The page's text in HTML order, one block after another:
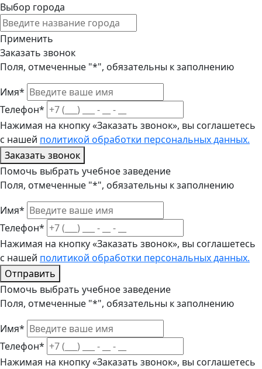
Выбор города
Применить
Заказать звонок
Поля, отмеченные "*", обязательны к заполнению
Имя*
Телефон*
Нажимая на кнопку «Заказать звонок», вы соглашетесь
с нашей политикой обработки персональных данных.
Заказать звонок
Помочь выбрать учебное заведение
Поля, отмеченные "*", обязательны к заполнению
Имя*
Телефон*
Нажимая на кнопку «Заказать звонок», вы соглашетесь
с нашей политикой обработки персональных данных.
Отправить
Помочь выбрать учебное заведение
Поля, отмеченные "*", обязательны к заполнению
Имя*
Телефон*
Нажимая на кнопку «Заказать звонок», вы соглашетесь